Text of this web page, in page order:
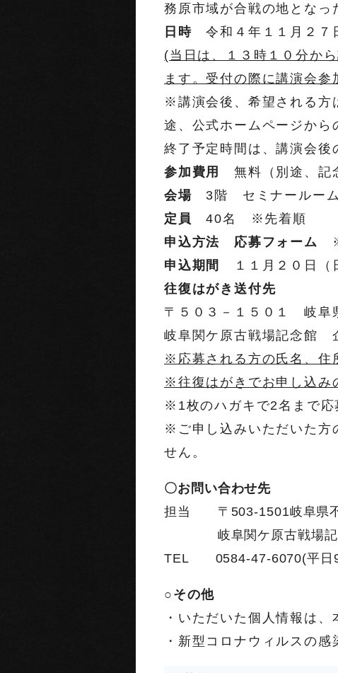
務原市域が合戦の地となっ
日時 令和４年１１月２７
(当日は、１３時１０分か
ます。受付の際に講演会
※講演会後、希望される方
途、公式ホームページから
終了予定時間は、講演会後
参加費用
無料（別途、記
会場 3階 セミナールーム
定員
40名 ※先着順
申込方法 応募フォーム
申込期間
１１月２０日（
往復はがき送付先
〒５０３－１５０１ 岐阜
岐阜関ケ原古戦場記念館
※応募される方の氏名、住
※往復はがきでお申し込み
※1枚のハガキで2名まで応
※ご申し込みいただいた方
せん。
〇お問い合わせ先
担当 〒503-1501岐阜県不
岐阜関ケ原古戦場記
TEL 0584-47-6070(平日
○その他
・いただいた個人情報は、
・新型コロナウィルスの